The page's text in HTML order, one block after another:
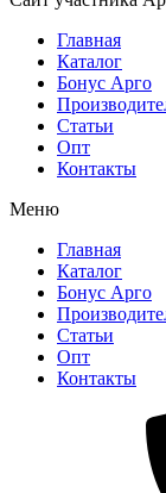
Главная
Каталог
Бонус Арго
Статьи
Опт
Контакты
Меню
Главная
Каталог
Бонус Арго
Статьи
Опт
Контакты